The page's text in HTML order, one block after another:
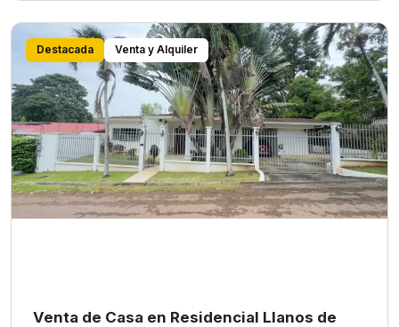
Destacada Venta y Alquiler
Venta de Casa en Residencial Llanos de